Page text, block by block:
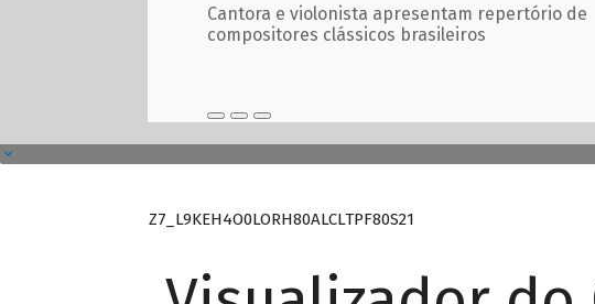
Cantora e violonista apresentam repertório de
compositores clássicos brasileiros
Z7_L9KEH4O0LORH80ALCLTPF80S21